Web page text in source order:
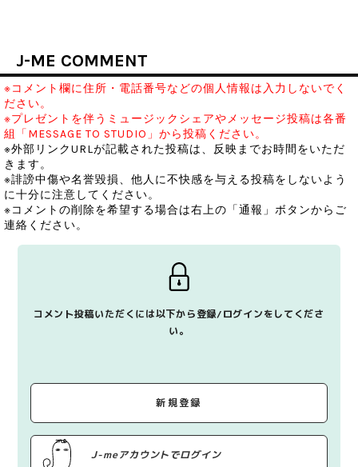
J-ME COMMENT
※コメント欄に住所・電話番号などの個人情報は入力しないでく
ださい。
※プレゼントを伴うミュージックシェアやメッセージ投稿は各番
組「MESSAGE TO STUDIO」から投稿ください。
※外部リンクURLが記載された投稿は、反映までお時間をいただ
きます。
※誹謗中傷や名誉毀損、他人に不快感を与える投稿をしないよう
に十分に注意してください。
※コメントの削除を希望する場合は右上の「通報」ボタンからご
連絡ください。
コメント投稿いただくには以下から登録/ログインをしてくださ
い。
新規登録
J-meアカウントでログイン